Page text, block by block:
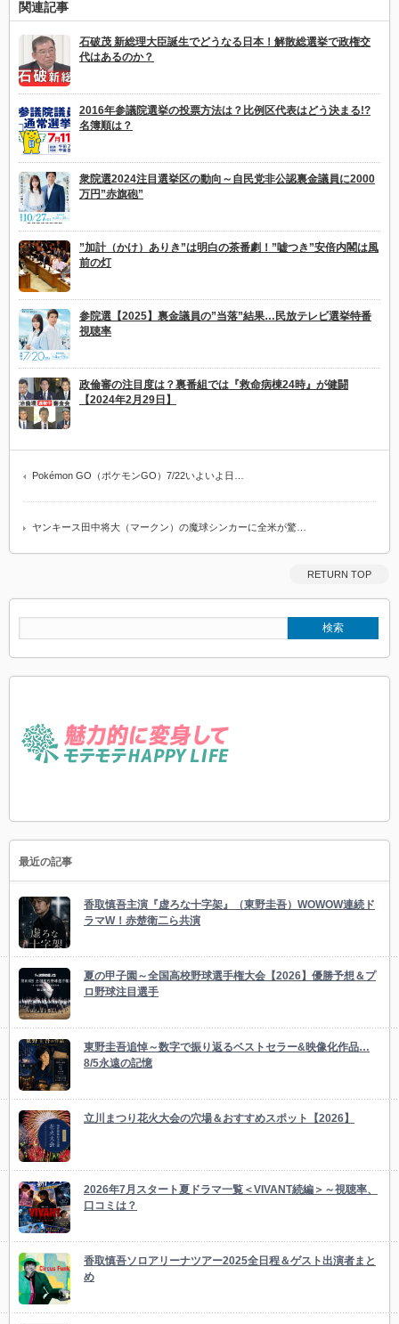
関連記事
石破茂 新総理大臣誕生でどうなる日本！解散総選挙で政権交
代はあるのか？
2016年参議院選挙の投票方法は？比例区代表はどう決まる!?
名簿順は？
衆院選2024注目選挙区の動向～自民党非公認裏金議員に2000
万円”赤旗砲”
”加計（かけ）ありき”は明白の茶番劇！”嘘つき”安倍内閣は風
前の灯
参院選【2025】裏金議員の”当落”結果…民放テレビ選挙特番
視聴率
政倫審の注目度は？裏番組では『救命病棟24時』が健闘
【2024年2月29日】
Pokémon GO（ポケモンGO）7/22いよいよ日…
ヤンキース田中将大（マークン）の魔球シンカーに全米が驚…
RETURN TOP
最近の記事
香取慎吾主演『虚ろな十字架』（東野圭吾）WOWOW連続ド
ラマW！赤楚衛二ら共演
夏の甲子園～全国高校野球選手権大会【2026】優勝予想＆プ
ロ野球注目選手
東野圭吾追悼～数字で振り返るベストセラー&映像化作品…
8/5永遠の記憶
立川まつり花火大会の穴場＆おすすめスポット【2026】
2026年7月スタート夏ドラマ一覧＜VIVANT続編＞～視聴率、
口コミは？
香取慎吾ソロアリーナツアー2025全日程＆ゲスト出演者まと
め